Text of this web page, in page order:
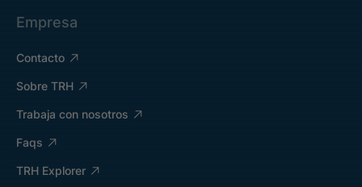
Empresa
Contacto
Sobre TRH
Trabaja con nosotros
Faqs
TRH Explorer